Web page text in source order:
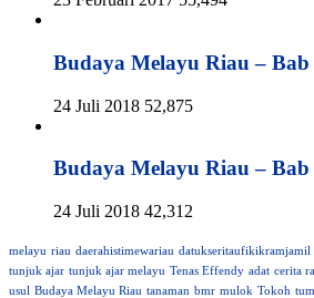
Budaya Melayu Riau – Bab
24 Juli 2018 52,875
Budaya Melayu Riau – Bab
24 Juli 2018 42,312
melayu riau daerahistimewariau datukseritaufikikramjamil
tunjuk ajar tunjuk ajar melayu Tenas Effendy adat cerita
usul Budaya Melayu Riau tanaman bmr mulok Tokoh